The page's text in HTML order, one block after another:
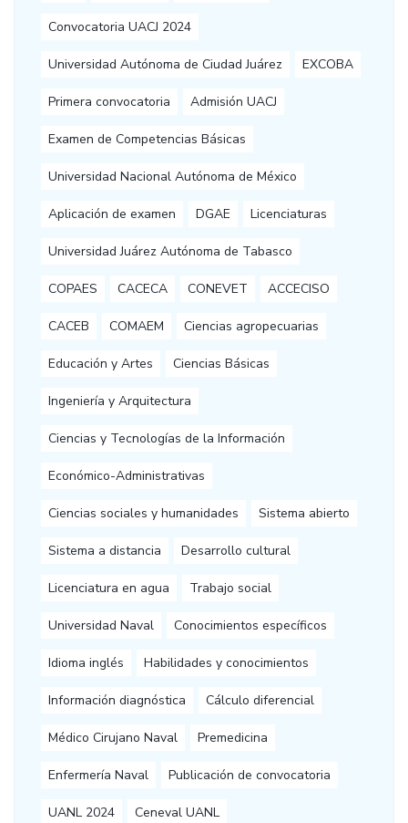
Convocatoria UACJ 2024
Universidad Autónoma de Ciudad Juárez EXCOBA
Primera convocatoria Admisión UACJ
Examen de Competencias Básicas
Universidad Nacional Autónoma de México
Aplicación de examen DGAE Licenciaturas
Universidad Juárez Autónoma de Tabasco
COPAES CACECA CONEVET ACCECISO
CACEB COMAEM Ciencias agropecuarias
Educación y Artes Ciencias Básicas
Ingeniería y Arquitectura
Ciencias y Tecnologías de la Información
Económico-Administrativas
Ciencias sociales y humanidades Sistema abierto
Sistema a distancia Desarrollo cultural
Licenciatura en agua Trabajo social
Universidad Naval Conocimientos específicos
Idioma inglés Habilidades y conocimientos
Información diagnóstica Cálculo diferencial
Médico Cirujano Naval Premedicina
Enfermería Naval Publicación de convocatoria
UANL 2024 Ceneval UANL